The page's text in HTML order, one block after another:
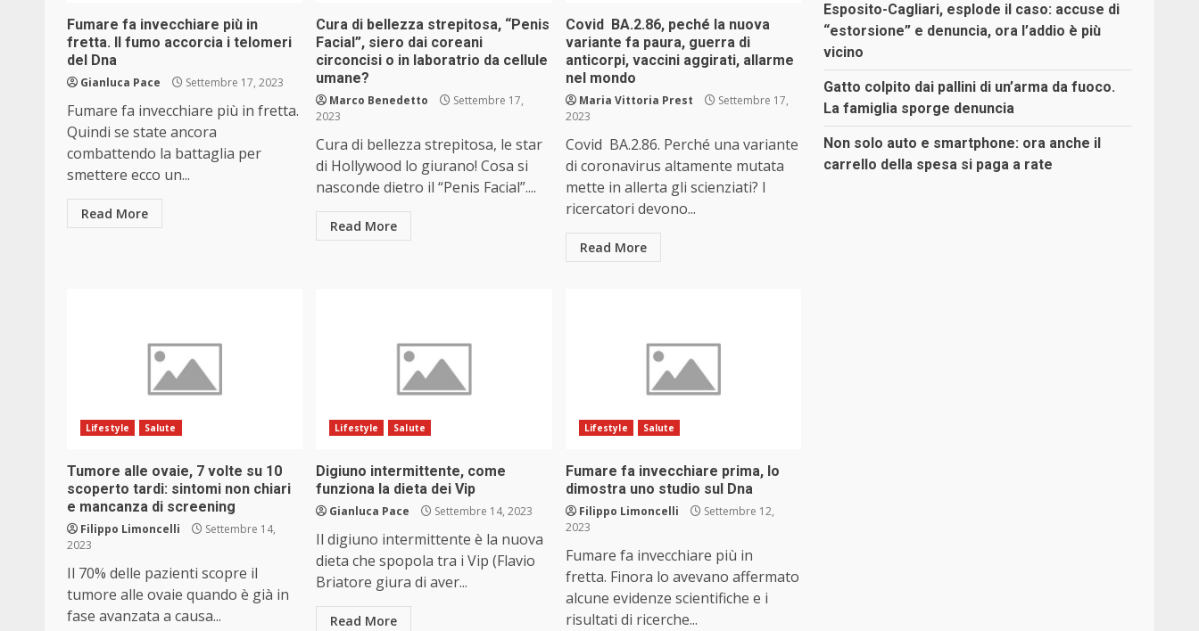
Fumare fa invecchiare più in
fretta. Il fumo accorcia i telomeri
del Dna
Gianluca Pace Settembre 17, 2023
Fumare fa invecchiare più in fretta.
Quindi se state ancora
combattendo la battaglia per
smettere ecco un...
Read More
Cura di bellezza strepitosa, “Penis
Facial”, siero dai coreani
circoncisi o in laboratrio da cellule
umane?
Marco Benedetto
Settembre 17,
2023
Cura di bellezza strepitosa, le star
di Hollywood lo giurano! Cosa si
nasconde dietro il “Penis Facial”....
Read More
Covid BA.2.86, peché la nuova
variante fa paura, guerra di
anticorpi, vaccini aggirati, allarme
nel mondo
Maria Vittoria Prest
Settembre 17,
2023
Covid BA.2.86. Perché una variante
di coronavirus altamente mutata
mette in allerta gli scienziati? I
ricercatori devono...
Read More
Lifestyle Salute
Tumore alle ovaie, 7 volte su 10
scoperto tardi: sintomi non chiari
e mancanza di screening
Filippo Limoncelli
Settembre 14,
2023
Il 70% delle pazienti scopre il
tumore alle ovaie quando è già in
fase avanzata a causa...
Lifestyle Salute
Digiuno intermittente, come
funziona la dieta dei Vip
Gianluca Pace Settembre 14, 2023
Il digiuno intermittente è la nuova
dieta che spopola tra i Vip (Flavio
Briatore giura di aver...
Read More
Lifestyle Salute
Fumare fa invecchiare prima, lo
dimostra uno studio sul Dna
Filippo Limoncelli
Settembre 12,
2023
Fumare fa invecchiare più in
fretta. Finora lo avevano affermato
alcune evidenze scientifiche e i
risultati di ricerche...
Esposito-Cagliari, esplode il caso: accuse di
“estorsione” e denuncia, ora l’addio è più
vicino
Gatto colpito dai pallini di un’arma da fuoco.
La famiglia sporge denuncia
Non solo auto e smartphone: ora anche il
carrello della spesa si paga a rate